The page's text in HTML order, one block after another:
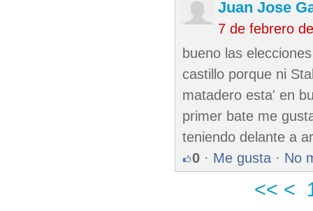
Juan Jose
7 de febrero
bueno las
castillo porque ni
matadero esta' en
primer bate me
teniendo delante a
0 · Me gusta · No
<< <